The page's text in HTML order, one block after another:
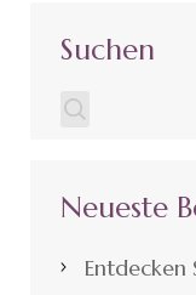
Suchen
Neueste
Entdecken